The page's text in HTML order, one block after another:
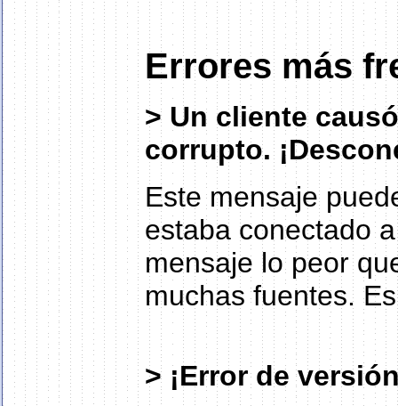
Errores más
> Un cliente
corrupto.
Este mensaje
estaba conectado
mensaje lo peor
muchas fuentes.
> ¡Error de